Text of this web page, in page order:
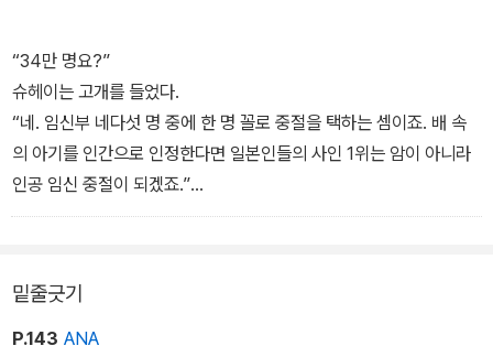
만, 슈헤이는 불안정한 직업과 맨션을 구입하는 데 탕진한 재산 때문
에 좀 더 여유가 생긴 다음에 아이를 갖자며 중절 수술을 제안한다.
가나미는 괴로워하면서도 마지못해 수긍한다. 그러나 이후 가나미에
게 다른 여성의 의식이 나타나는 이변이 벌어지고 정신과 의사인 이
“34만 명요?”
슈헤이는 고개를 들었다.
“네. 임신부 네다섯 명 중에 한 명 꼴로 중절을 택하는 셈이죠. 배 속
의 아기를 인간으로 인정한다면 일본인들의 사인 1위는 암이 아니라
인공 임신 중절이 되겠죠.”
슈헤이는 입을 꾹 다문 채 살처분을 당하는 반려동물을 생각했다. 주
씬 많은 걸까?
밑줄긋기
P.143 ANA